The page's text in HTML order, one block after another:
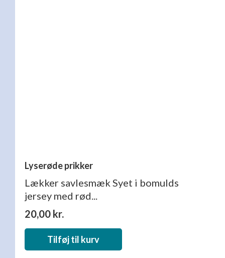
Lyserøde prikker
Lækker savlesmæk Syet i bomulds
jersey med rød...
20,00 kr.
Tilføj til kurv